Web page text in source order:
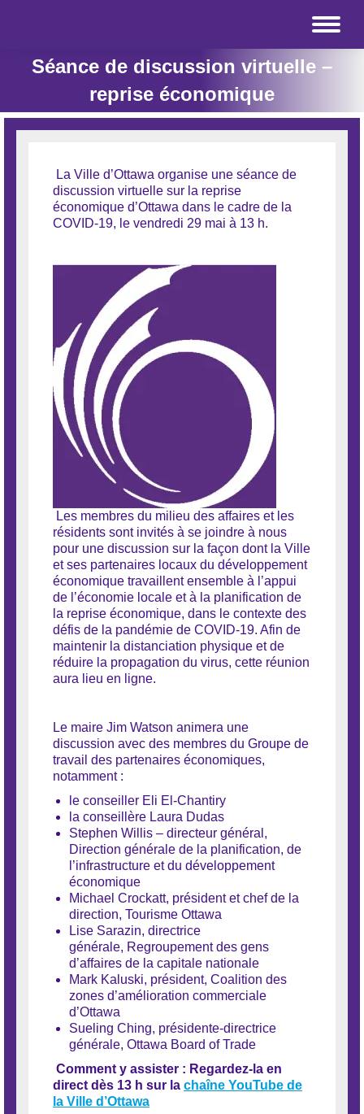
Séance de discussion virtuelle –
reprise économique
La Ville d’Ottawa organise une séance de
discussion virtuelle sur la reprise
économique d’Ottawa dans le cadre de la
COVID-19, le vendredi 29 mai à 13 h.
Les membres du milieu des affaires et les
résidents sont invités à se joindre à nous
pour une discussion sur la façon dont la Ville
et ses partenaires locaux du développement
économique travaillent ensemble à l’appui
de l’économie locale et à la planification de
la reprise économique, dans le contexte des
défis de la pandémie de COVID-19. Afin de
maintenir la distanciation physique et de
réduire la propagation du virus, cette réunion
aura lieu en ligne.
Le maire Jim Watson animera une
discussion avec des membres du Groupe de
travail des partenaires économiques,
notamment :
le conseiller Eli El-Chantiry
la conseillère Laura Dudas
Stephen Willis – directeur général,
Direction générale de la planification, de
l’infrastructure et du développement
économique
Michael Crockatt, président et chef de la
direction, Tourisme Ottawa
Lise Sarazin, directrice
générale, Regroupement des gens
d’affaires de la capitale nationale
Mark Kaluski, président, Coalition des
zones d’amélioration commerciale
d’Ottawa
Sueling Ching, présidente-directrice
générale, Ottawa Board of Trade
Comment y assister : Regardez-la en
direct dès 13 h sur la chaîne YouTube de
la Ville d’Ottawa